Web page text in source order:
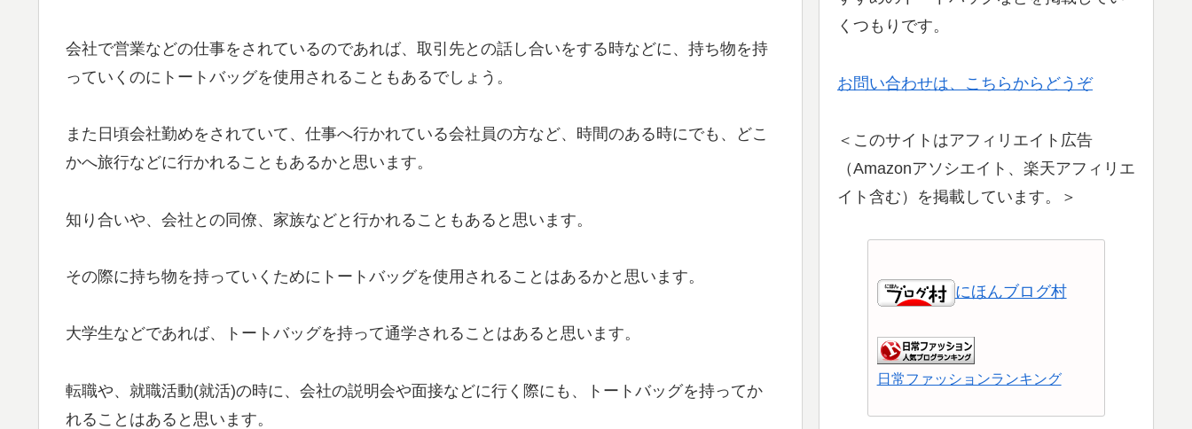
会社で営業などの仕事をされているのであれば、取引先との話し合いをする時などに、持ち物を持
っていくのにトートバッグを使用されることもあるでしょう。
また日頃会社勤めをされていて、仕事へ行かれている会社員の方など、時間のある時にでも、どこ
かへ旅行などに行かれることもあるかと思います。
知り合いや、会社との同僚、家族などと行かれることもあると思います。
その際に持ち物を持っていくためにトートバッグを使用されることはあるかと思います。
大学生などであれば、トートバッグを持って通学されることはあると思います。
転職や、就職活動(就活)の時に、会社の説明会や面接などに行く際にも、トートバッグを持ってか
れることはあると思います。
くつもりです。
お問い合わせは、こちらからどうぞ
＜このサイトはアフィリエイト広告
（Amazonアソシエイト、楽天アフィリエ
イト含む）を掲載しています。＞
にほんブログ村
日常ファッションランキング